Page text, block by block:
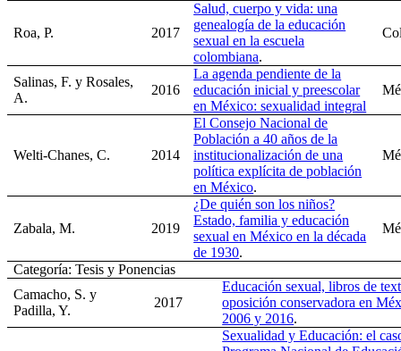
Roa, P. 2017
Salud, cuerpo y vida: una
genealogía de la educación
sexual en la escuela
colombiana.
Salinas, F. y Rosales,
A.
2016
La agenda pendiente de la
educación inicial y preescolar
en México: sexualidad integral
Welti-Chanes, C. 2014
El Consejo Nacional de
Población a 40 años de la
institucionalización de una
política explícita de población
en México.
Zabala, M. 2019
¿De quién son los niños?
Estado, familia y educación
sexual en México en la década
de 1930.
Categoría: Tesis y Ponencias
Camacho, S. y
Padilla, Y.
2017
Educación sexual, libros de
oposición conservadora en
2006 y 2016.
Sexualidad y Educación: el